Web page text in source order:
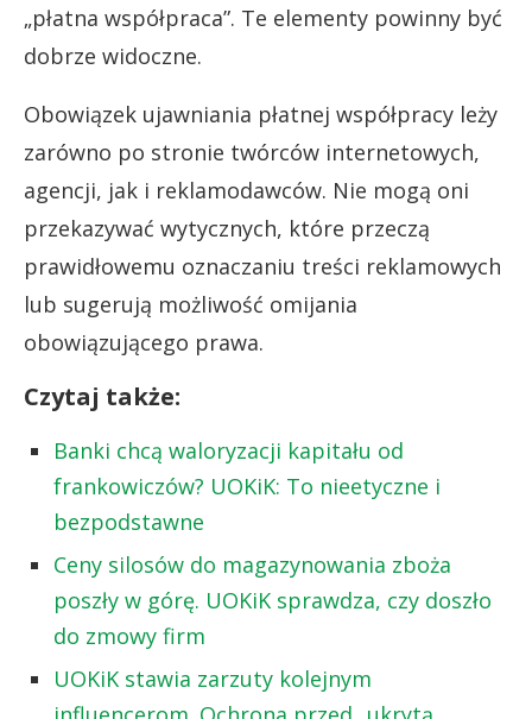
„płatna współpraca”. Te elementy powinny być
dobrze widoczne.
Obowiązek ujawniania płatnej współpracy leży
zarówno po stronie twórców internetowych,
agencji, jak i reklamodawców. Nie mogą oni
przekazywać wytycznych, które przeczą
prawidłowemu oznaczaniu treści reklamowych
lub sugerują możliwość omijania
obowiązującego prawa.
Czytaj także:
Banki chcą waloryzacji kapitału od
frankowiczów? UOKiK: To nieetyczne i
bezpodstawne
Ceny silosów do magazynowania zboża
poszły w górę. UOKiK sprawdza, czy doszło
do zmowy firm
UOKiK stawia zarzuty kolejnym